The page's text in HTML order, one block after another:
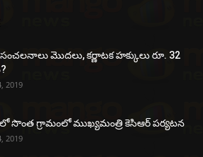
మొదలు, కర్ణాటక హక్కులు రూ. 32
2019
సొంత గ్రామంలో ముఖ్యమంత్రి కెసిఆర్ పర్యటన
2019